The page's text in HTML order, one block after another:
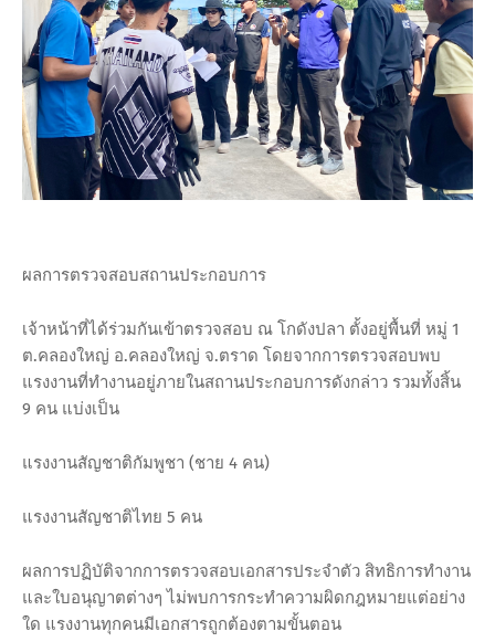
ผลการตรวจสอบสถานประกอบการ
เจ้าหน้าที่ได้ร่วมกันเข้าตรวจสอบ ณ โกดังปลา ตั้งอยู่พื้นที่ หมู่ 1
ต.คลองใหญ่ อ.คลองใหญ่ จ.ตราด โดยจากการตรวจสอบพบ
แรงงานที่ทำงานอยู่ภายในสถานประกอบการดังกล่าว รวมทั้งสิ้น
9 คน แบ่งเป็น
แรงงานสัญชาติกัมพูชา (ชาย 4 คน)
แรงงานสัญชาติไทย 5 คน
ผลการปฏิบัติจากการตรวจสอบเอกสารประจำตัว สิทธิการทำงาน
และใบอนุญาตต่างๆ ไม่พบการกระทำความผิดกฎหมายแต่อย่าง
ใด แรงงานทุกคนมีเอกสารถูกต้องตามขั้นตอน